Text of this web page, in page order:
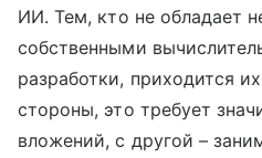
ИИ. Тем, кто не обладает
собственными
разработки, приходится
стороны, это требует
вложений, с другой –